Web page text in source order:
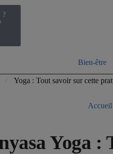
?
Bien-être
Yoga : Tout savoir sur cette
Accueil
Yoga :